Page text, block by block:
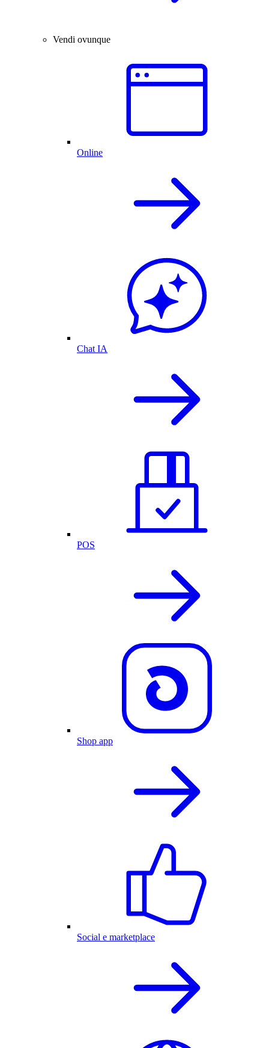
Vendi ovunque
Online
Chat IA
POS
Shop app
Social e marketplace